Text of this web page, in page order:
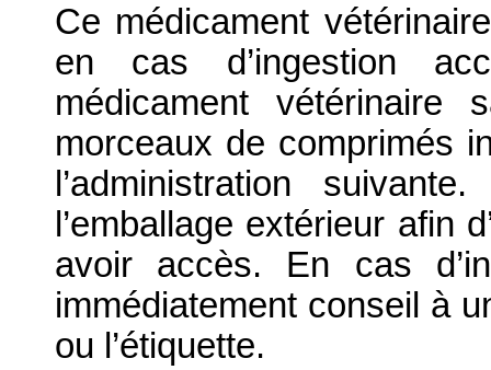
Ce médicament
en cas d’ingestion
médicament vétérinaire
morceaux de comprimés
l’administration
l’emballage extérieur afin
avoir accès. En cas
immédiatement conseil à
ou l’étiquette.